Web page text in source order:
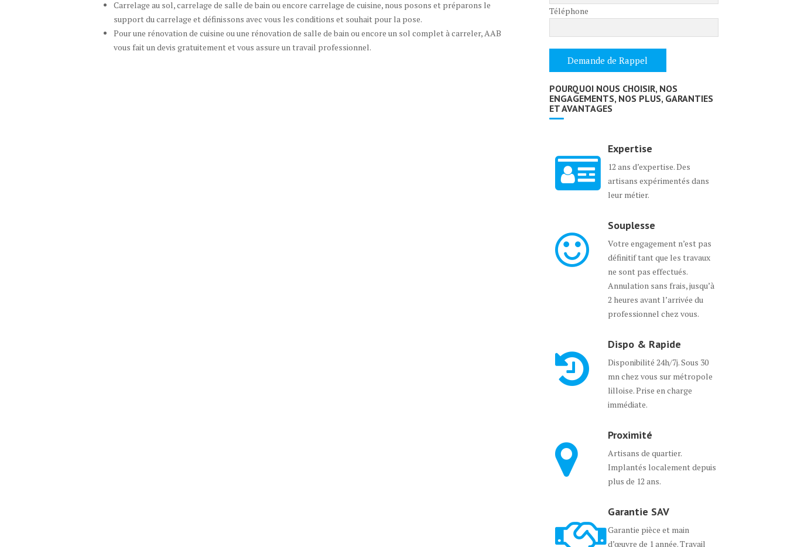
Carrelage au sol, carrelage de salle de bain ou encore carrelage de cuisine, nous posons et préparons le
support du carrelage et définissons avec vous les conditions et souhait pour la pose.
Pour une rénovation de cuisine ou une rénovation de salle de bain ou encore un sol complet à carreler, AAB
vous fait un devis gratuitement et vous assure un travail professionnel.
Téléphone
POURQUOI NOUS CHOISIR, NOS
ENGAGEMENTS, NOS PLUS, GARANTIES
ET AVANTAGES
Expertise
12 ans d’expertise. Des
artisans expérimentés dans
leur métier.
Souplesse
Votre engagement n’est pas
définitif tant que les travaux
ne sont pas effectués.
Annulation sans frais, jusqu’à
2 heures avant l’arrivée du
professionnel chez vous.
Dispo & Rapide
Disponibilité 24h/7j. Sous 30
mn chez vous sur métropole
lilloise. Prise en charge
immédiate.
Proximité
Artisans de quartier.
Implantés localement depuis
plus de 12 ans.
Garantie SAV
Garantie pièce et main
d’œuvre de 1 année. Travail